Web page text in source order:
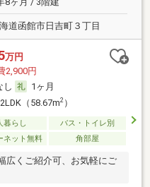
道函館市日吉町３丁目
万円
2,900円
し
1ヶ月
（58.67m2）
暮らし
バス・トイレ別
ネット無料 角部屋
広くご紹介可、お気軽にご